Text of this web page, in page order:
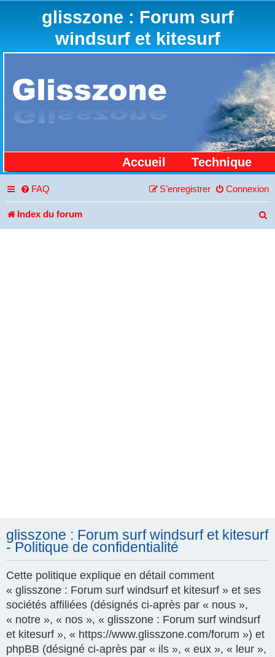
glisszone : Forum surf
windsurf et kitesurf
Accueil Technique
FAQ Connexion
S’enregistrer
Index du forum
glisszone : Forum surf windsurf et kitesurf
- Politique de confidentialité
Cette politique explique en détail comment
« glisszone : Forum surf windsurf et kitesurf » et ses
sociétés affiliées (désignés ci-après par « nous »,
« notre », « nos », « glisszone : Forum surf windsurf
et kitesurf », « https://www.glisszone.com/forum ») et
phpBB (désigné ci-après par « ils », « eux », « leur »,